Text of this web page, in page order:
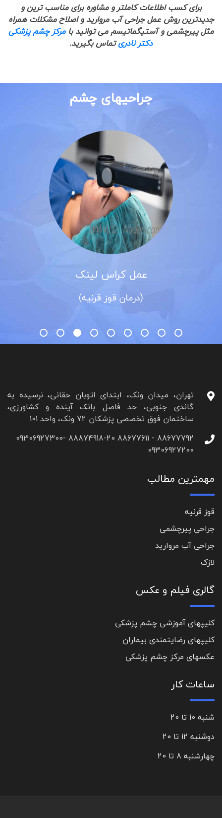
برای کسب اطلاعات کاملتر و مشاوره برای مناسب ترین و
جدیدترین روش عمل جراحی آب مروارید و اصلاح مشکلات همراه
مثل پیرچشمی و آستیگماتیسم می توانید بامرکز چشم پزشکی
دکتر نادریتماس بگیرید.
جراحیهای چشم
عمل کراس لینک
(درمان قوز قرنیه)
تهران، میدان ونک، ابتدای اتوبان حقانی، نرسیده به
گاندی جنوبی، حد فاصل بانک آینده و کشاورزی،
ساختمان فوق تخصصی پزشکان 72 ونک، واحد 101
88677792 - 88677611 88874918-20 09306927300-
09306927200
مهمترین مطالب
قوز قرنیه
جراحی پیرچشمی
جراحی آب مروارید
لازک
گالری فیلم و عکس
کلیپهای آموزشی چشم پزشکی
کلیپهای رضایتمندی بیماران
عکسهای مرکز چشم پزشکی
ساعات کار
شنبه 10 تا 20
دوشنبه 12 تا 20
چهارشنبه 8 تا 20